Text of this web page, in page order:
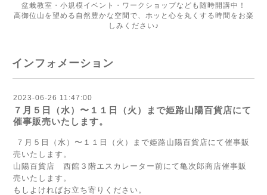
盆栽教室・小規模イベント・ワークショップなども随時開講中！
高御位山を望める自然豊かな空間で、ホッと心を丸くする時間をお楽
しみください♪
インフォメーション
2023-06-26 11:47:00
７月５日（水）〜１１日（火）まで姫路山陽百貨店にて
催事販売いたします。
７月５日（水）〜１１日（火）まで姫路山陽百貨店にて催事販
売いたします。
山陽百貨店 西館３階エスカレーター前にて亀次郎商店催事販
売いたします。
もしよければお立ち寄りください。